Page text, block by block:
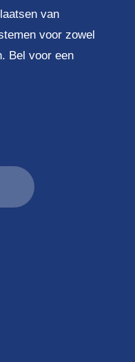
van
voor zowel
Bel voor een